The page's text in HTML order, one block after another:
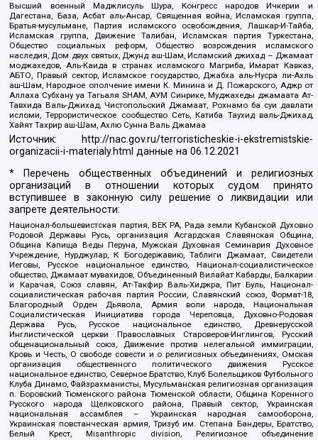
Высший военный Маджлисуль Шура, Конгресс народов Ичкерии и
Дагестана, База, Асбат аль-Ансар, Священная война, Исламская группа,
Братья-мусульмане, Партия исламского освобождения, Лашкар-И-Тайба,
Исламская группа, Движение Талибан, Исламская партия Туркестана,
Общество социальных реформ, Общество возрождения исламского
наследия, Дом двух святых, Джунд аш-Шам, Исламский джихад – Джамаат
моджахедов, Аль-Каида в странах исламского Магриба, Имарат Кавказ,
АБТО, Правый сектор, Исламское государство, Джабха аль-Нусра ли-Ахль
аш-Шам, Народное ополчение имени К. Минина и Д. Пожарского, Аджр от
Аллаха Субхану уа Тагьаля SHAM, АУМ Синрике, Муджахеды джамаата Ат-
Тавхида Валь-Джихад, Чистопольский Джамаат, Рохнамо ба суи давлати
исломи, Террористическое сообщество Сеть, Катиба Таухид валь-Джихад,
Хайят Тахрир аш-Шам, Ахлю Сунна Валь Джамаа
Источник:
http://nac.gov.ru/terroristicheskie-i-ekstremistskie-
organizacii-i-materialy.html данные на06.12.2021
* Перечень общественных объединений и религиозных
организаций в отношении которых судом принято
вступившее в законную силу решение о ликвидации или
запрете деятельности:
Национал-большевистская партия, ВЕК РА, Рада земли Кубанской Духовно
Родовой Державы Русь, организация Асгардская Славянская Община,
Община Капища Веды Перуна, Мужская Духовная Семинария Духовное
Учреждение, Нурджулар, К Богодержавию, Таблиги Джамаат, Свидетели
Иеговы, Русское национальное единство, Национал-социалистическое
общество, Джамаат мувахидов, Объединенный Вилайат Кабарды, Балкарии
и Карачая, Союз славян, Ат-Такфир Валь-Хиджра, Пит Буль, Национал-
социалистическая рабочая партия России, Славянский союз, Формат-18,
Благородный Орден Дьявола, Армия воли народа, Национальная
Социалистическая Инициатива города Череповца, Духовно-Родовая
Держава Русь, Русское национальное единство, Древнерусской
Инглистической церкви Православных Староверов-Инглингов, Русский
общенациональный союз, Движение против нелегальной иммиграции,
Кровь и Честь, О свободе совести и о религиозных объединениях, Омская
организация общественного политического движения Русское
национальное единство, Северное Братство, Клуб Болельщиков Футбольного
Клуба Динамо, Файзрахманисты, Мусульманская религиозная организация
п. Боровский Тюменского района Тюменской области, Община Коренного
Русского народа Щелковского района, Правый сектор, Украинская
национальная ассамблея – Украинская народная самооборона,
Украинская повстанческая армия, Тризуб им. Степана Бандеры, Братство,
Белый Крест, Misanthropic division, Религиозное объединение